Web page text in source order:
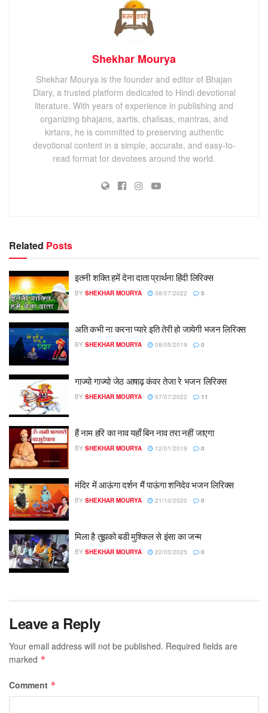
Shekhar Mourya
Shekhar Mourya is the founder and editor of Bhajan
Diary, a trusted platform dedicated to Hindi devotional
literature. With years of experience in publishing and
organizing bhajans, aartis, chalisas, mantras, and
kirtans, he is committed to preserving authentic
devotional content in a simple, accurate, and easy-to-
read format for devotees around the world.
Related Posts
इतनी शक्ति हमें देना दाता प्रार्थना हिंदी लिरिक्स
BY SHEKHAR MOURYA 08/07/2022 5
अति कभी ना करना प्यारे इति तेरी हो जायेगी भजन लिरिक्स
BY SHEKHAR MOURYA 08/05/2019 0
गाज्यो गाज्यो जेठ आषाढ़ कंवर तेजा रे भजन लिरिक्स
BY SHEKHAR MOURYA 07/07/2022 11
हैं नाम हरि का नाव यहाँ बिन नाव तरा नहीं जाएगा
BY SHEKHAR MOURYA 12/01/2019 0
मंदिर में आऊंगा दर्शन मैं पाऊंगा शनिदेव भजन लिरिक्स
BY SHEKHAR MOURYA 21/10/2020 0
मिला है तुझको बडी मुश्किल से इंसा का जन्म
BY SHEKHAR MOURYA 22/03/2025 0
Leave a Reply
Your email address will not be published. Required fields are
marked *
Comment *